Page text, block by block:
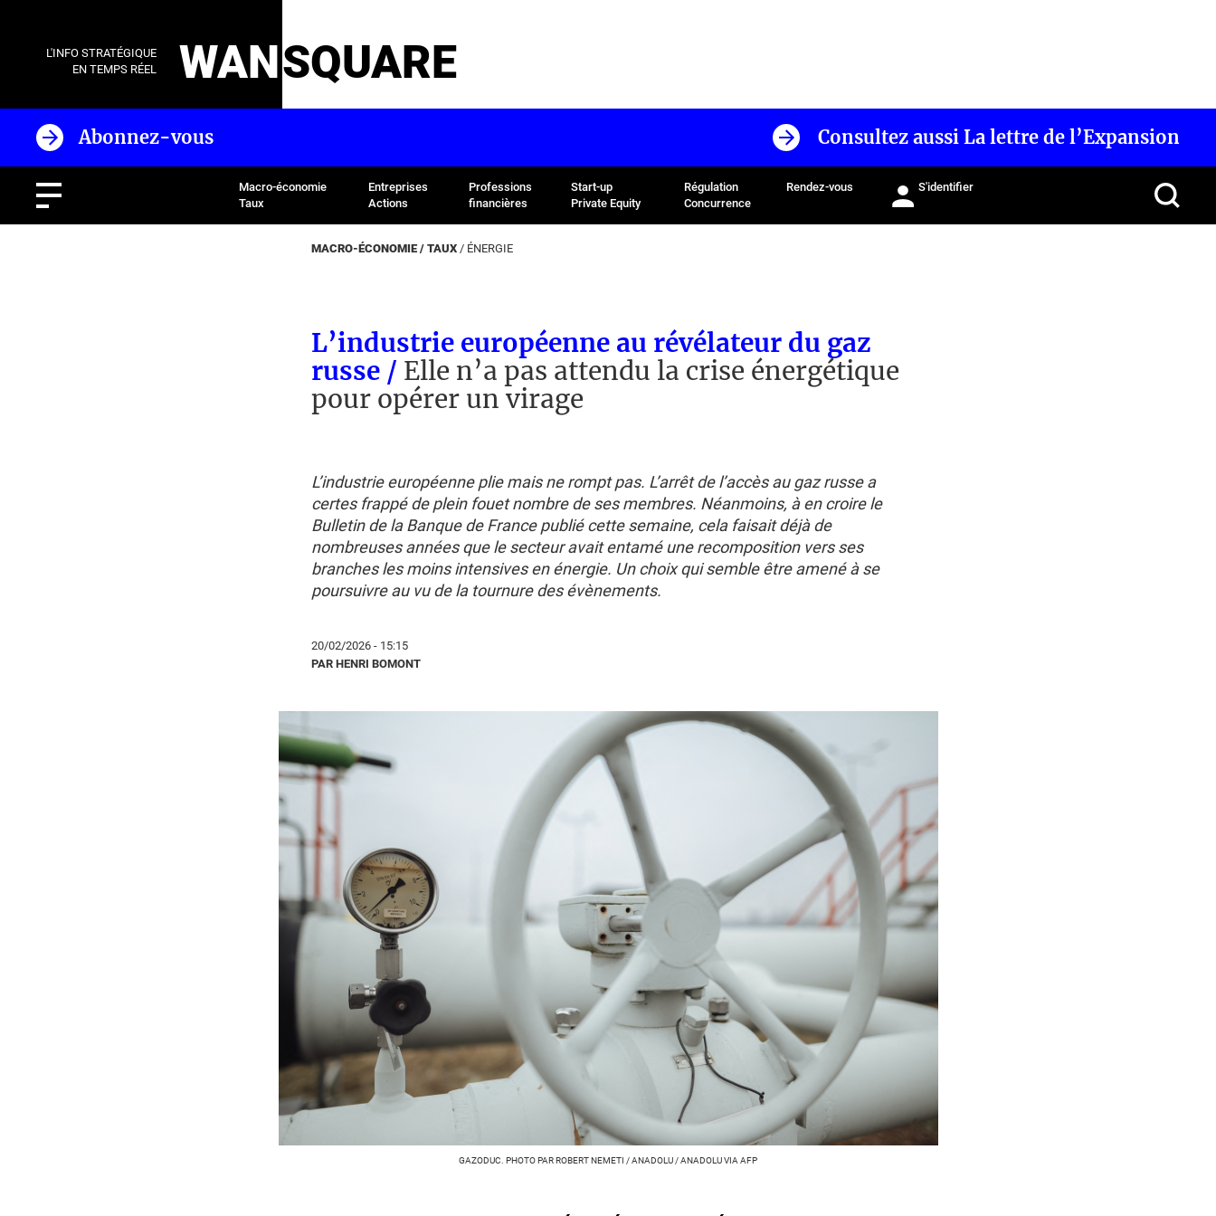
L'INFO STRATÉGIQUE
EN TEMPS RÉEL
WANSQUARE
Abonnez-vous Consultez aussi La lettre de l’Expansion
Macro-économie
Taux
Entreprises
Actions
Professions
financières
Start-up
Private Equity
Régulation
Concurrence
Rendez-vous S'identifier
MACRO-ÉCONOMIE / TAUX / ÉNERGIE
L’industrie européenne au révélateur du gaz
russe / Elle n’a pas attendu la crise énergétique
pour opérer un virage
L’industrie européenne plie mais ne rompt pas. L’arrêt de l’accès au gaz russe a
certes frappé de plein fouet nombre de ses membres. Néanmoins, à en croire le
Bulletin de la Banque de France publié cette semaine, cela faisait déjà de
nombreuses années que le secteur avait entamé une recomposition vers ses
branches les moins intensives en énergie. Un choix qui semble être amené à se
poursuivre au vu de la tournure des évènements.
20/02/2026 - 15:15
PAR HENRI BOMONT
GAZODUC. PHOTO PAR ROBERT NEMETI / ANADOLU / ANADOLU VIA AFP